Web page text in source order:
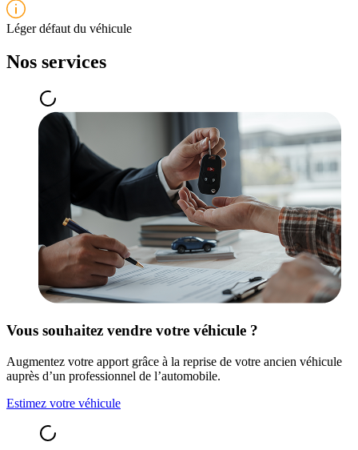
Léger défaut du véhicule
Nos services
Vous souhaitez vendre votre véhicule ?
Augmentez votre apport grâce à la reprise de votre ancien véhicule
auprès d’un professionnel de l’automobile.
Estimez votre véhicule